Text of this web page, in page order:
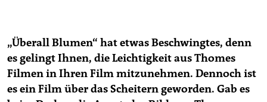
„Überall Blumen“ hat etwas Beschwingtes, denn
es gelingt Ihnen, die Leichtigkeit aus Thomes
Filmen in Ihren Film mitzunehmen. Dennoch ist
es ein Film über das Scheitern geworden. Gab es